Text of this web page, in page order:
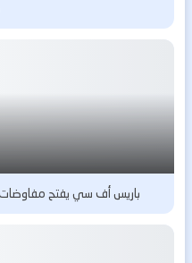
باريس أف سي يفتح مفاوضات